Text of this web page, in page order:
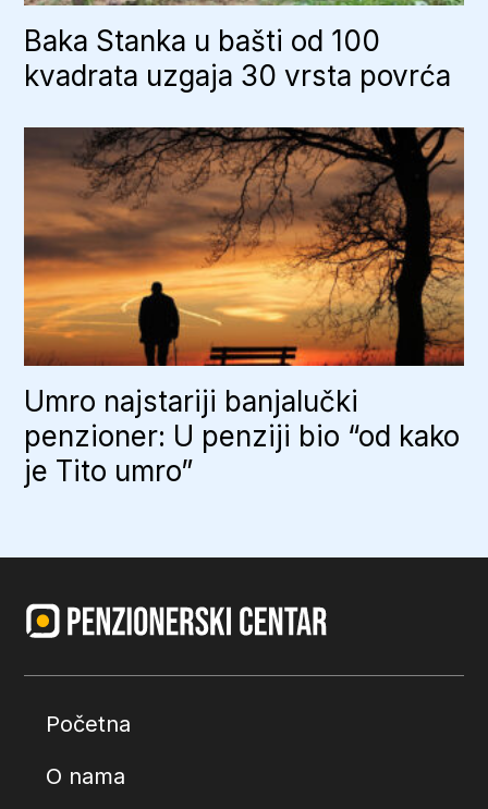
Baka Stanka u bašti od 100
kvadrata uzgaja 30 vrsta povrća
Umro najstariji banjalučki
penzioner: U penziji bio “od kako
je Tito umro”
Početna
O nama